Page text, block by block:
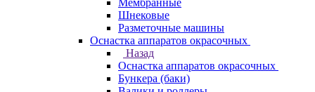
Мембранные
Шнековые
Разметочные машины
Оснастка аппаратов окрасочных
Назад
Оснастка аппаратов окрасочных
Бункера (баки)